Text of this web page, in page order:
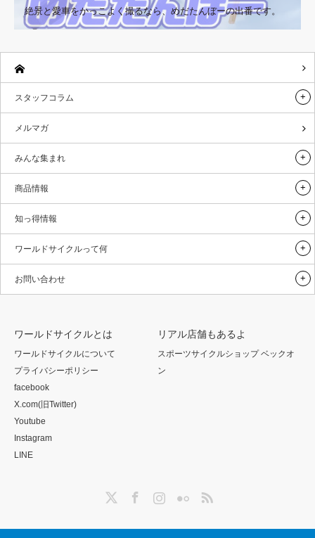
絶景と愛車をかっこよく撮るなら、めだたんぼーの出番です。
スタッフコラム
メルマガ
みんな集まれ
商品情報
知っ得情報
ワールドサイクルって何
お問い合わせ
ワールドサイクルとは
ワールドサイクルについて
プライバシーポリシー
facebook
X.com(旧Twitter)
Youtube
Instagram
LINE
リアル店舗もあるよ
スポーツサイクルショップ ベックオ
ン
InstagramFlickr RSS